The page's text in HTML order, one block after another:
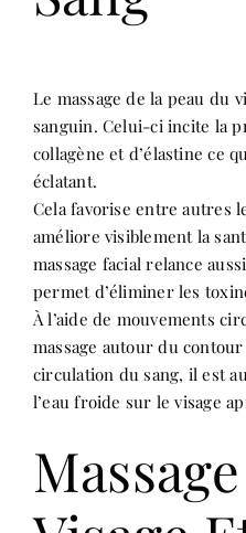
Le massage de la peau du
sanguin. Celui-ci incite la
collagène et d’élastine ce
éclatant.
Cela favorise entre autres
améliore visiblement la
massage facial relance
permet d’éliminer les
À l’aide de mouvements
massage autour du
circulation du sang, il est
l’eau froide sur le visage